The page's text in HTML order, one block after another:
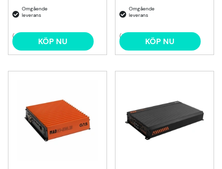
(4) KÖP NU (5) KÖP NU